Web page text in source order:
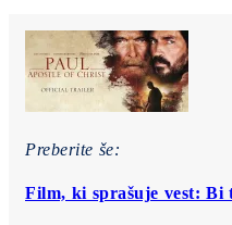
Preberite še:
Film, ki sprašuje vest: